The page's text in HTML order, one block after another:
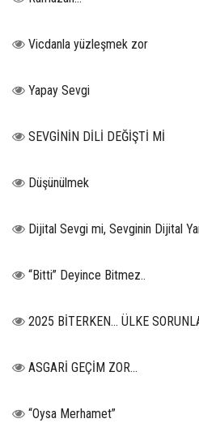
Vicdanla yüzleşmek zor
Yapay Sevgi
SEVGİNİN DİLİ DEĞİŞTİ Mİ
Düşünülmek
Dijital Sevgi mi, Sevginin Dijital
“Bitti” Deyince Bitmez..
2025 BİTERKEN… ÜLKE
ASGARİ GEÇİM ZOR…
“Oysa Merhamet”